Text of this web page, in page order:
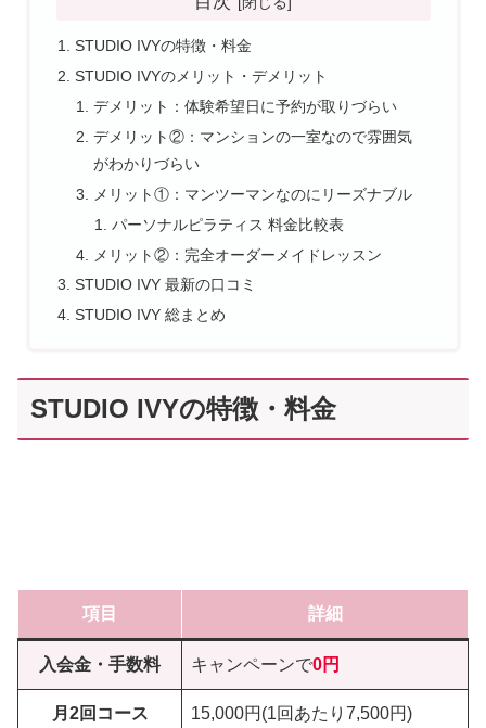
STUDIO IVYの特徴・料金
STUDIO IVYのメリット・デメリット
デメリット：体験希望日に予約が取りづらい
デメリット②：マンションの一室なので雰囲気
がわかりづらい
メリット①：マンツーマンなのにリーズナブル
パーソナルピラティス 料金比較表
メリット②：完全オーダーメイドレッスン
STUDIO IVY 最新の口コミ
STUDIO IVY 総まとめ
STUDIO IVYの特徴・料金
項目 詳細
入会金・手数料 キャンペーンで0円
月2回コース 15,000円(1回あたり7,500円)